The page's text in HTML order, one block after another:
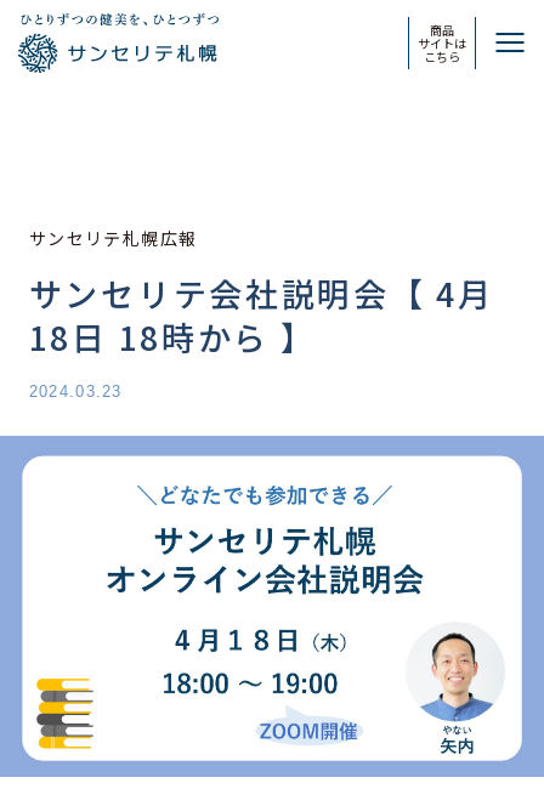
商品
サイトは
こちら
サンセリテ札幌広報
サンセリテ会社説明会【 4月
18日 18時から 】
2024.03.23